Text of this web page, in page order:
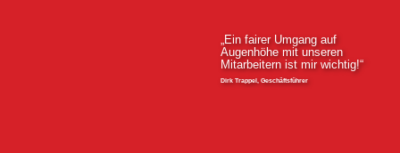
„Ein fairer Umgang auf
Augenhöhe mit unseren
Mitarbeitern ist mir wichtig!“
Dirk Trappel, Geschäftsführer